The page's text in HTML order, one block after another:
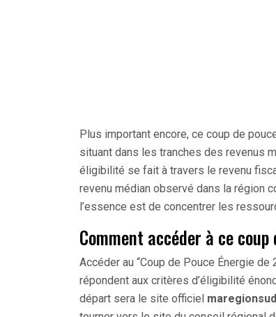
Plus important encore, ce coup de
situant dans les tranches des revenus
éligibilité se fait à travers le revenu
revenu médian observé dans la région
l’essence est de concentrer les
Comment accéder à ce
Accéder au “Coup de Pouce Énergie
répondent aux critères d’éligibilité
départ sera le site officiel